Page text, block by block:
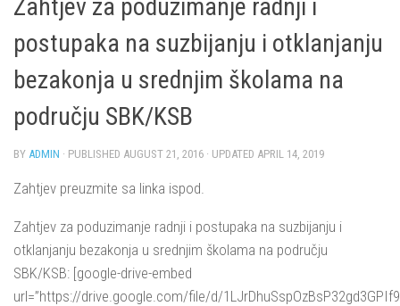
Zahtjev za poduzimanje radnji i
postupaka na suzbijanju i otklanjanju
bezakonja u srednjim školama na
području SBK/KSB
BY ADMIN · PUBLISHED AUGUST 21, 2016 · UPDATED APRIL 14, 2019
Zahtjev preuzmite sa linka ispod.
Zahtjev za poduzimanje radnji i postupaka na suzbijanju i
otklanjanju bezakonja u srednjim školama na području
SBK/KSB: [google-drive-embed
url=”https://drive.google.com/file/d/